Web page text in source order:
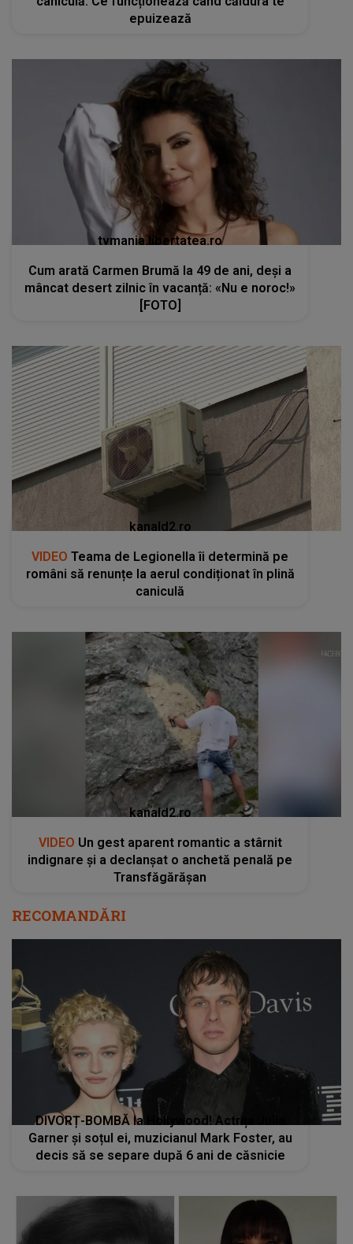
epuizează
tvmania.libertatea.ro
Cum arată Carmen Brumă la 49 de ani, deși a
mâncat desert zilnic în vacanță: «Nu e noroc!»
[FOTO]
kanald2.ro
VIDEO Teama de Legionella îi determină pe
români să renunțe la aerul condiționat în plină
caniculă
kanald2.ro
VIDEO Un gest aparent romantic a stârnit
indignare și a declanșat o anchetă penală pe
Transfăgărășan
RECOMANDĂRI
DIVORȚ-BOMBĂ la Hollywood! Actrița Julia
Garner și soțul ei, muzicianul Mark Foster, au
decis să se separe după 6 ani de căsnicie